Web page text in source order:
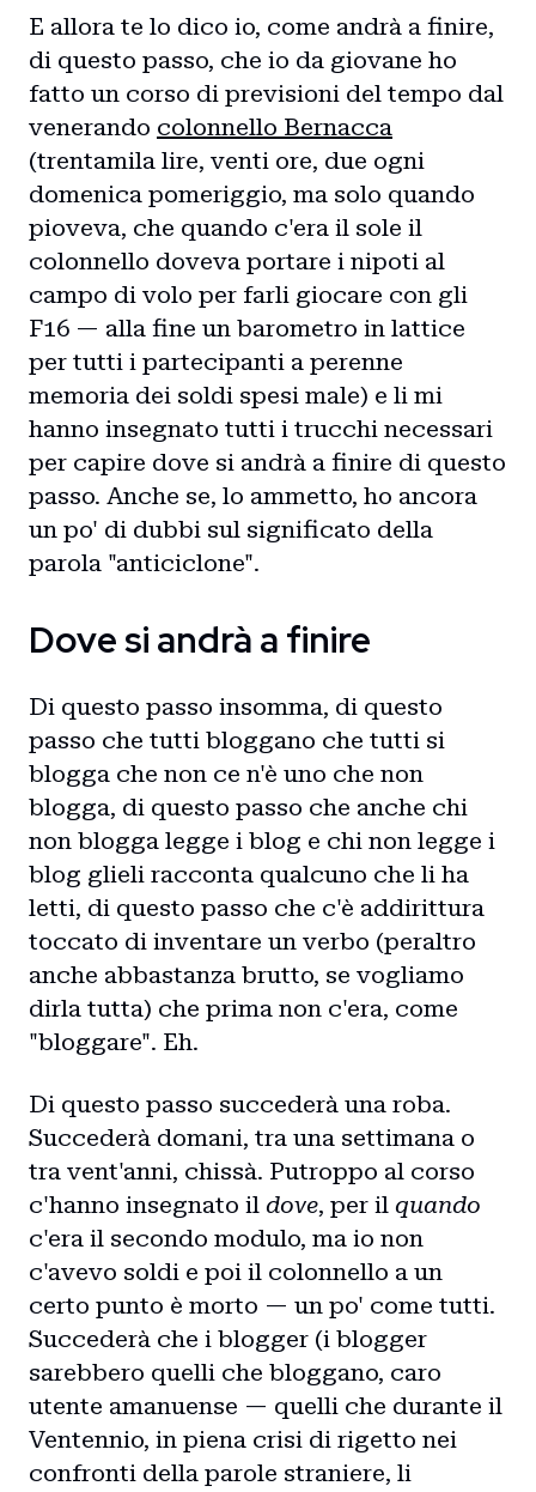
E allora te lo dico io, come andrà a finire,
di questo passo, che io da giovane ho
fatto un corso di previsioni del tempo dal
venerando colonnello Bernacca
(trentamila lire, venti ore, due ogni
domenica pomeriggio, ma solo quando
pioveva, che quando c'era il sole il
colonnello doveva portare i nipoti al
campo di volo per farli giocare con gli
F16 — alla fine un barometro in lattice
per tutti i partecipanti a perenne
memoria dei soldi spesi male) e li mi
hanno insegnato tutti i trucchi necessari
per capire dove si andrà a finire di questo
passo. Anche se, lo ammetto, ho ancora
un po' di dubbi sul significato della
parola "anticiclone".
Dove si andrà a finire
Di questo passo insomma, di questo
passo che tutti bloggano che tutti si
blogga che non ce n'è uno che non
blogga, di questo passo che anche chi
non blogga legge i blog e chi non legge i
blog glieli racconta qualcuno che li ha
letti, di questo passo che c'è addirittura
toccato di inventare un verbo (peraltro
anche abbastanza brutto, se vogliamo
dirla tutta) che prima non c'era, come
"bloggare". Eh.
Di questo passo succederà una roba.
Succederà domani, tra una settimana o
tra vent'anni, chissà. Putroppo al corso
c'hanno insegnato il dove, per il quando
c'era il secondo modulo, ma io non
c'avevo soldi e poi il colonnello a un
certo punto è morto — un po' come tutti.
Succederà che i blogger (i blogger
sarebbero quelli che bloggano, caro
utente amanuense — quelli che durante il
Ventennio, in piena crisi di rigetto nei
confronti della parole straniere, li